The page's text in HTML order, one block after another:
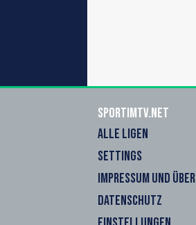
sportimtv.net
ALLE LIGEN
SETTINGS
IMPRESSUM UND
DATENSCHUTZ